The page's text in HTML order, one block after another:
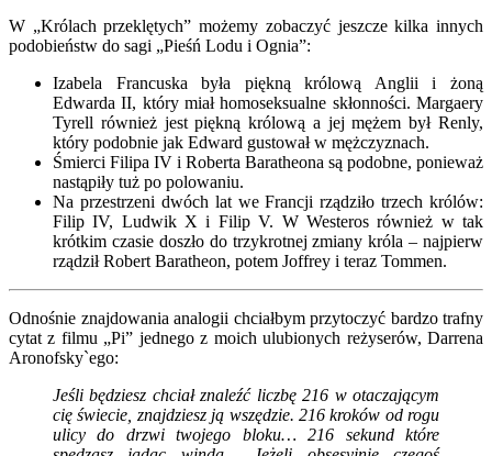
W „Królach przeklętych” możemy zobaczyć jeszcze kilka innych
podobieństw do sagi „Pieśń Lodu i Ognia”:
Izabela Francuska była piękną królową Anglii i żoną
Edwarda II, który miał homoseksualne skłonności. Margaery
Tyrell również jest piękną królową a jej mężem był Renly,
który podobnie jak Edward gustował w mężczyznach.
Śmierci Filipa IV i Roberta Baratheona są podobne, ponieważ
nastąpiły tuż po polowaniu.
Na przestrzeni dwóch lat we Francji rządziło trzech królów:
Filip IV, Ludwik X i Filip V. W Westeros również w tak
krótkim czasie doszło do trzykrotnej zmiany króla – najpierw
rządził Robert Baratheon, potem Joffrey i teraz Tommen.
Odnośnie znajdowania analogii chciałbym przytoczyć bardzo trafny
cytat z filmu „Pi” jednego z moich ulubionych reżyserów, Darrena
Aronofsky`ego:
Jeśli będziesz chciał znaleźć liczbę 216 w otaczającym
cię świecie, znajdziesz ją wszędzie. 216 kroków od rogu
ulicy do drzwi twojego bloku… 216 sekund które